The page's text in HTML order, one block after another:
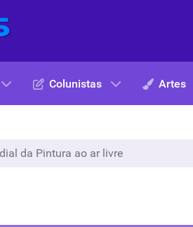
Colunistas Artes
da Pintura ao ar livre